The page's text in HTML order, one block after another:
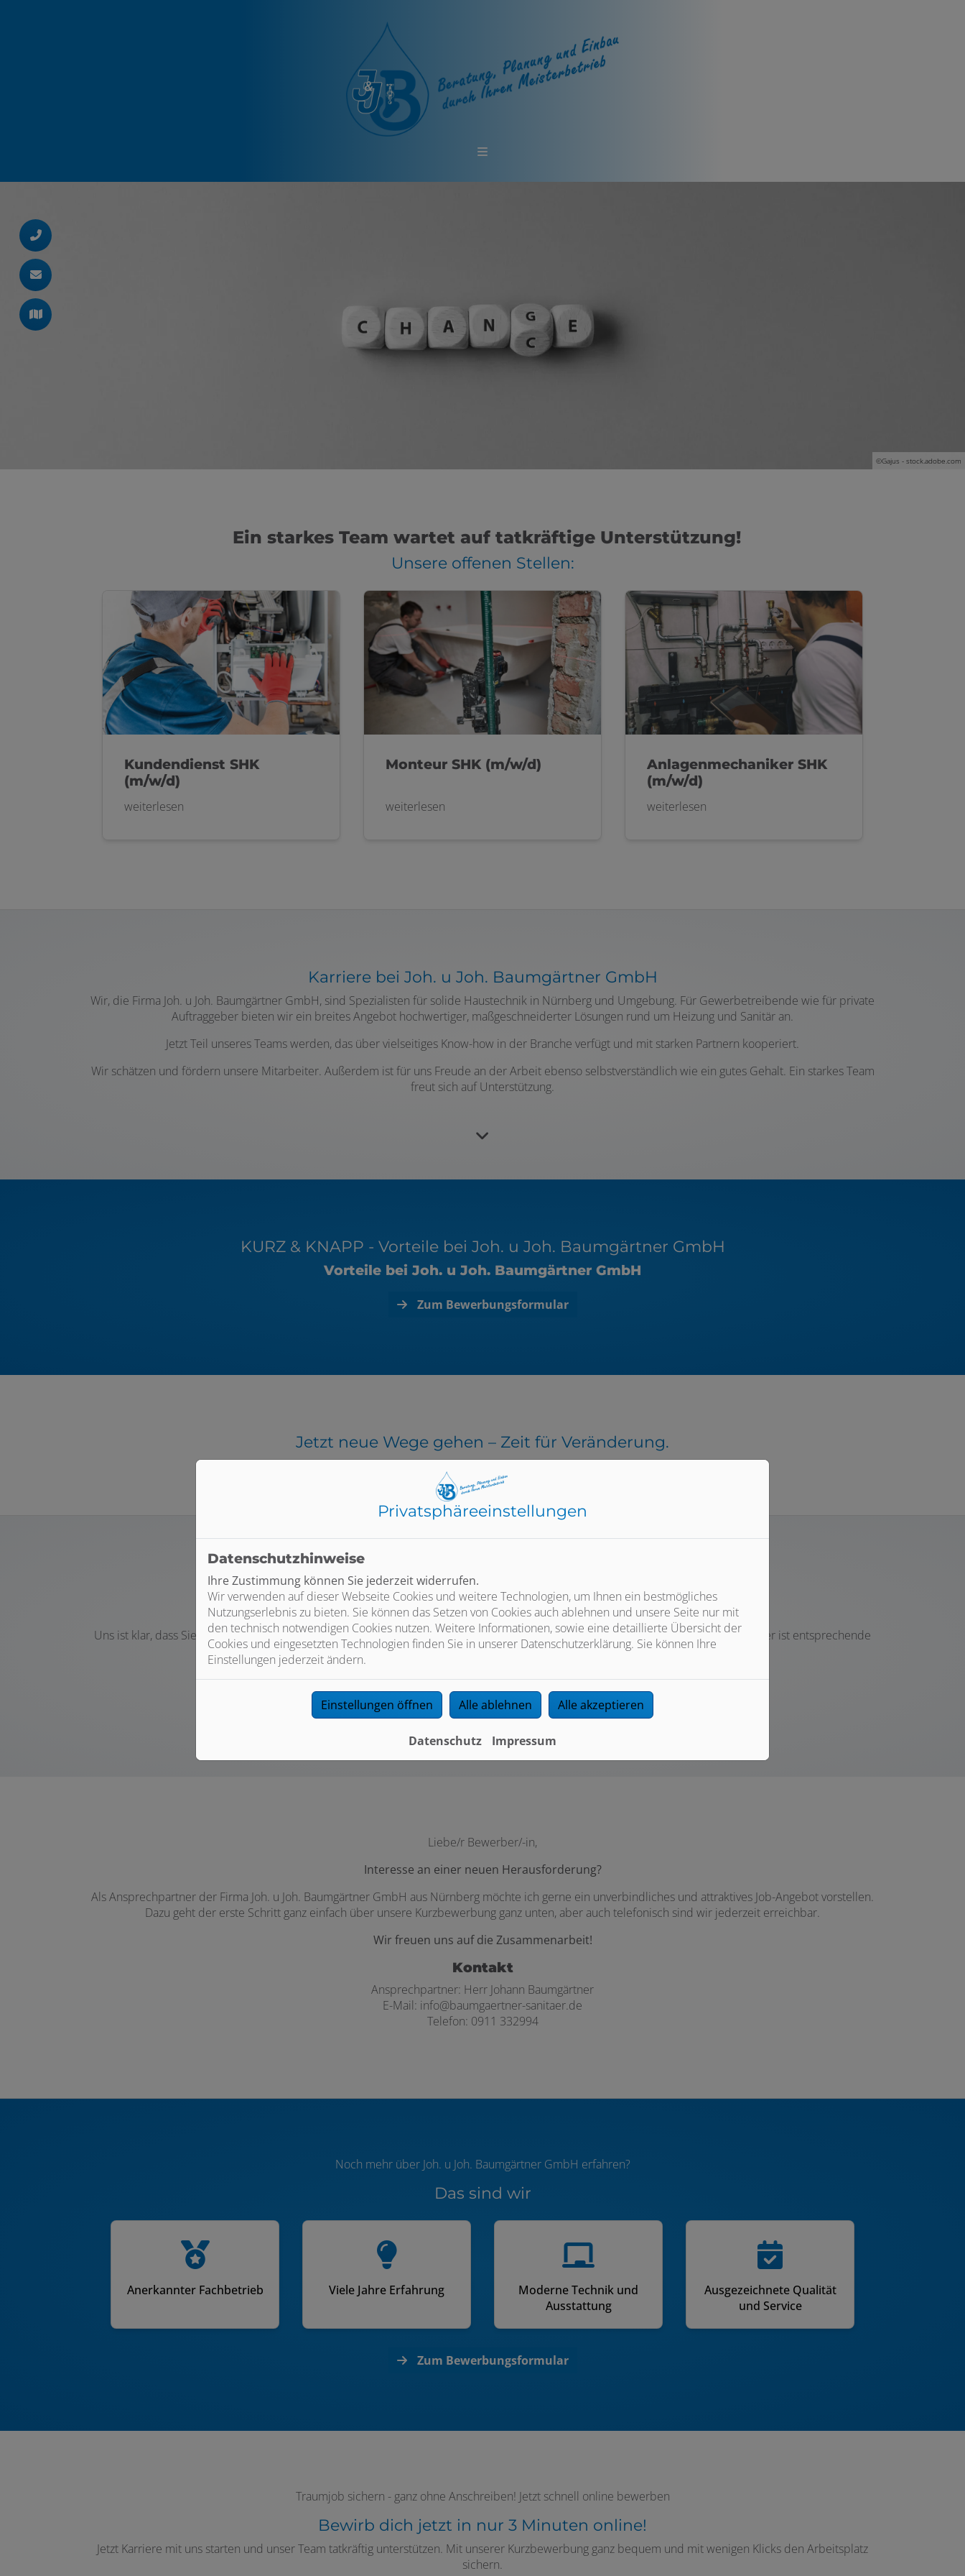
©Gajus - stock.adobe.com
Ein starkes Team wartet auf tatkräftige Unterstützung!
Unsere offenen Stellen:
Kundendienst SHK
(m/w/d)
weiterlesen
Monteur SHK (m/w/d)
weiterlesen
Anlagenmechaniker SHK
(m/w/d)
weiterlesen
Karriere bei Joh. u Joh. Baumgärtner GmbH
Wir, die Firma Joh. u Joh. Baumgärtner GmbH, sind Spezialisten für solide Haustechnik in Nürnberg und Umgebung. Für Gewerbetreibende wie für private
Auftraggeber bieten wir ein breites Angebot hochwertiger, maßgeschneiderter Lösungen rund um Heizung und Sanitär an.
Jetzt Teil unseres Teams werden, das über vielseitiges Know-how in der Branche verfügt und mit starken Partnern kooperiert.
Wir schätzen und fördern unsere Mitarbeiter. Außerdem ist für uns Freude an der Arbeit ebenso selbstverständlich wie ein gutes Gehalt. Ein starkes Team
freut sich auf Unterstützung.
KURZ & KNAPP - Vorteile bei Joh. u Joh. Baumgärtner GmbH
Vorteile bei Joh. u Joh. Baumgärtner GmbH
Zum Bewerbungsformular
Jetzt neue Wege gehen – Zeit für Veränderung.
Diskretion wird bei uns groß geschrieben
Jede Bewerbung ist bei uns in guten Händen.
Uns ist klar, dass Sie
sich bei Ihrer Bewerbung mit großer Wahrscheinlichkeit in einem bestehenden Arbeitsverhältnis befinden. Daher ist entsprechende
Diskretion selbstverständlich.
Wir freuen uns über kompetente Unterstützung in unserem Team!
Zum Bewerbungsformular
Liebe/r Bewerber/-in,
Interesse an einer neuen Herausforderung?
Als Ansprechpartner der Firma Joh. u Joh. Baumgärtner GmbH aus Nürnberg möchte ich gerne ein unverbindliches und attraktives Job-Angebot vorstellen.
Dazu geht der erste Schritt ganz einfach über unsere Kurzbewerbung ganz unten, aber auch telefonisch sind wir jederzeit erreichbar.
Wir freuen uns auf die Zusammenarbeit!
Kontakt
Ansprechpartner: Herr Johann Baumgärtner
E-Mail: info@baumgaertner-sanitaer.de
Telefon: 0911 332994
Noch mehr über Joh. u Joh. Baumgärtner GmbH erfahren?
Das sind wir
Anerkannter Fachbetrieb Viele Jahre Erfahrung
Moderne Technik und
Ausstattung
Ausgezeichnete Qualität
und Service
Zum Bewerbungsformular
Traumjob sichern - ganz ohne Anschreiben! Jetzt schnell online bewerben
Bewirb dich jetzt in nur 3 Minuten online!
Jetzt Karriere mit uns starten und unser Team tatkräftig unterstützen. Mit unserer Kurzbewerbung ganz bequem und mit wenigen Klicks den Arbeitsplatz
sichern.
schließen
schließen
und schließen
Privatsphäre­einstellungen
Datenschutzhinweise
Ihre Zustimmung können Sie jederzeit widerrufen.
Wir verwenden auf dieser Webseite Cookies und weitere Technologien, um Ihnen ein bestmögliches
Nutzungserlebnis zu bieten. Sie können das Setzen von Cookies auch ablehnen und unsere Seite nur mit
den technisch notwendigen Cookies nutzen. Weitere Informationen, sowie eine detaillierte Übersicht der
Cookies und eingesetzten Technologien finden Sie in unserer Datenschutzerklärung. Sie können Ihre
Einstellungen jederzeit ändern.
Einstellungen öffnen Alle ablehnen Alle akzeptieren
Datenschutz Impressum